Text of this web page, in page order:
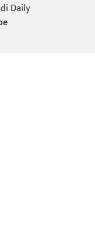
Daily